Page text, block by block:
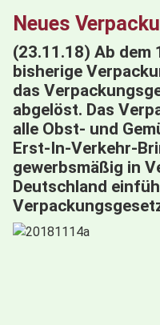
Neues
(23.11.18) Ab dem
bisherige
das
abgelöst. Das
alle Obst- und
Erst-In-Verkehr-
gewerbsmäßig in
Deutschland